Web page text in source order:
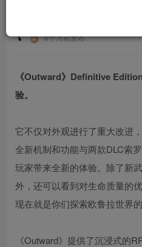
6个月前发布
《Outward》Definitive
验。
它不仅对外观进行了重大改进
全新机制和功能与两款DLC索
玩家带来全新的体验。除了新
外，还可以看到对生命质量的
现在就是你们探索欧鲁拉世界
《Outward》提供了沉浸式的